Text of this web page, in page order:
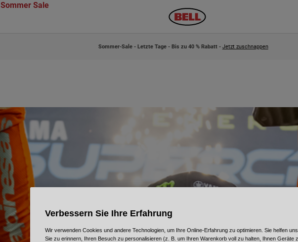
Sommer Sale
Sommer-Sale - Letzte Tage - Bis zu 40 % Rabatt - Jetzt zuschnappen
Verbessern Sie Ihre Erfahrung
Wir verwenden Cookies und andere Technologien, um Ihre Online-Erfahrung zu optimieren. Sie helfen
Sie zu erinnern, Ihren Besuch zu personalisieren (z. B. um Ihren Warenkorb voll zu halten, Ihnen Geräte